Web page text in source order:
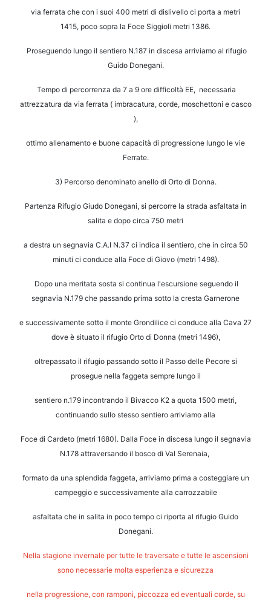
via ferrata che con i suoi 400 metri di dislivello ci porta a metri
1415, poco sopra la Foce Siggioli metri 1386.
Proseguendo lungo il sentiero N.187 in discesa arriviamo al rifugio
Guido Donegani.
Tempo di percorrenza da 7 a 9 ore difficoltà EE, necessaria
attrezzatura da via ferrata ( imbracatura, corde, moschettoni e casco
),
ottimo allenamento e buone capacità di progressione lungo le vie
Ferrate.
3) Percorso denominato anello di Orto di Donna.
Partenza Rifugio Giudo Donegani, si percorre la strada asfaltata in
salita e dopo circa 750 metri
a destra un segnavia C.A.I N.37 ci indica il sentiero, che in circa 50
minuti ci conduce alla Foce di Giovo (metri 1498).
Dopo una meritata sosta si continua l'escursione seguendo il
segnavia N.179 che passando prima sotto la cresta Garnerone
e successivamente sotto il monte Grondilice ci conduce alla Cava 27
dove è situato il rifugio Orto di Donna (metri 1496),
oltrepassato il rifugio passando sotto il Passo delle Pecore si
prosegue nella faggeta sempre lungo il
sentiero n.179 incontrando il Bivacco K2 a quota 1500 metri,
continuando sullo stesso sentiero arriviamo alla
Foce di Cardeto (metri 1680). Dalla Foce in discesa lungo il segnavia
N.178 attraversando il bosco di Val Serenaia,
formato da una splendida faggeta, arriviamo prima a costeggiare un
campeggio e successivamente alla carrozzabile
asfaltata che in salita in poco tempo ci riporta al rifugio Guido
Donegani.
Nella stagione invernale per tutte le traversate e tutte le ascensioni
sono necessarie molta esperienza e sicurezza
nella progressione, con ramponi, piccozza ed eventuali corde, su